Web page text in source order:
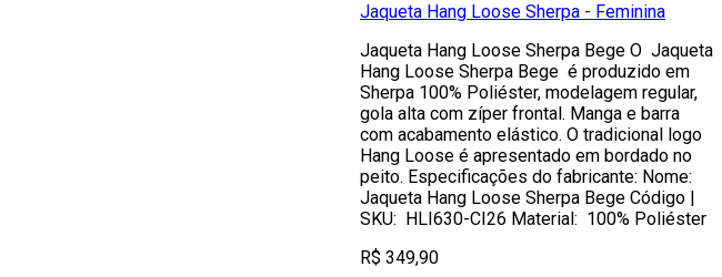
Jaqueta Hang Loose Sherpa - Feminina
Jaqueta Hang Loose Sherpa Bege O Jaqueta
Hang Loose Sherpa Bege é produzido em
Sherpa 100% Poliéster, modelagem regular,
gola alta com zíper frontal. Manga e barra
com acabamento elástico. O tradicional logo
Hang Loose é apresentado em bordado no
peito. Especificações do fabricante: Nome:
Jaqueta Hang Loose Sherpa Bege Código |
SKU: HLI630-CI26 Material: 100% Poliéster
R$ 349,90